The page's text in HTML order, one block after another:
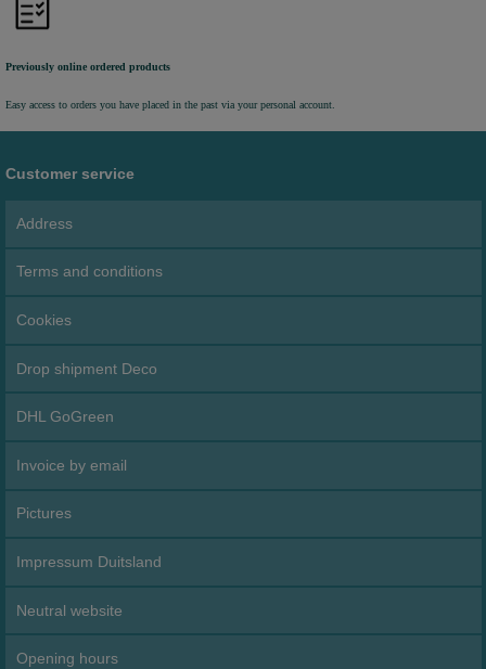
Previously online ordered products
Easy access to orders you have placed in the past via your personal account.
Customer service
Address
Terms and conditions
Cookies
Drop shipment Deco
DHL GoGreen
Invoice by email
Pictures
Impressum Duitsland
Neutral website
Opening hours